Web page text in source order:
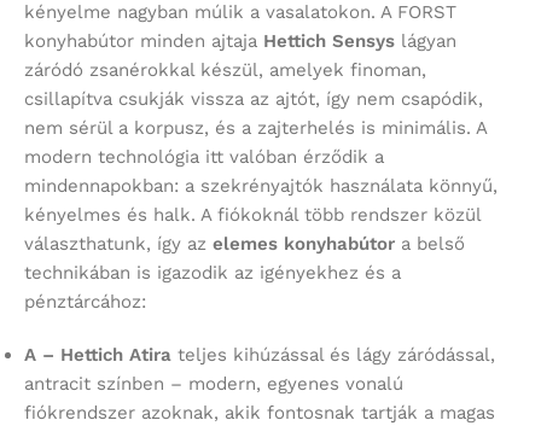
kényelme nagyban múlik a vasalatokon. A FORST
konyhabútor minden ajtaja Hettich Sensys lágyan
záródó zsanérokkal készül, amelyek finoman,
csillapítva csukják vissza az ajtót, így nem csapódik,
nem sérül a korpusz, és a zajterhelés is minimális. A
modern technológia itt valóban érződik a
mindennapokban: a szekrényajtók használata könnyű,
kényelmes és halk. A fiókoknál több rendszer közül
választhatunk, így az elemes konyhabútor a belső
technikában is igazodik az igényekhez és a
pénztárcához:
A – Hettich Atira teljes kihúzással és lágy záródással,
antracit színben – modern, egyenes vonalú
fiókrendszer azoknak, akik fontosnak tartják a magas